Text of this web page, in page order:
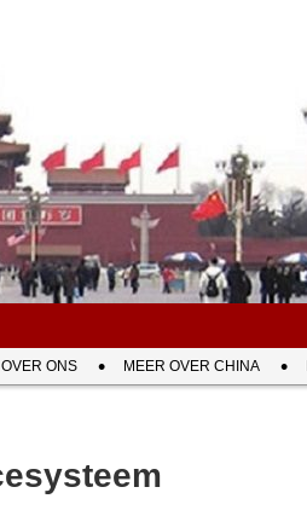
OVER ONS MEER OVER CHINA